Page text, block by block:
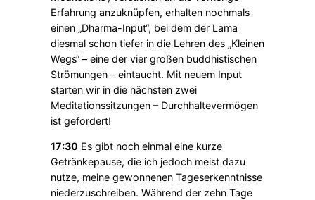
Erfahrung anzuknüpfen, erhalten nochmals
einen „Dharma-Input“, bei dem der Lama
diesmal schon tiefer in die Lehren des „Kleinen
Wegs“ – eine der vier großen buddhistischen
Strömungen – eintaucht. Mit neuem Input
starten wir in die nächsten zwei
Meditationssitzungen – Durchhaltevermögen
ist gefordert!
17:30 Es gibt noch einmal eine kurze
Getränkepause, die ich jedoch meist dazu
nutze, meine gewonnenen Tageserkenntnisse
niederzuschreiben. Während der zehn Tage